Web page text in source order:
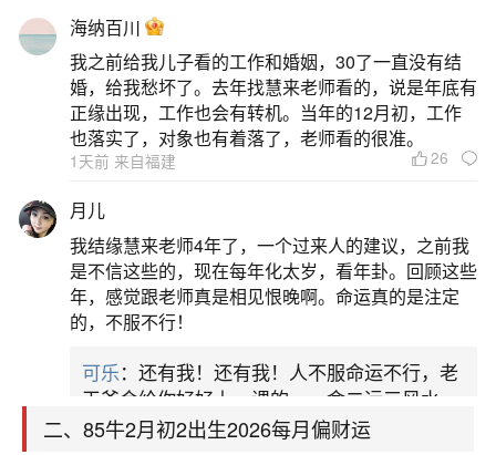
常见的问题，但是小问题不注意可能会引起大麻
烦，下面就这个问题给大家做一些解读：
一、85年农历2月的牛2026年运势如何
85年农历2月出生的属牛人2026年整体属“害太
岁”，运势先抑后扬，需以稳守为上策。这一年丑午
相害，人际易生摩擦，职场中谨防小人暗算、功劳
被抢或黑锅甩来。农历五月是破财与是非高发期，
重大决策宜暂缓；而到八月酉丑半合，贵人运回
升，前期积累的努力开始被看见，尤其文职、设计
类从业者创意有望落地发表。财运进多出快，“小耗
二、85牛2月初2出生2026每月偏财运
海纳百川
我之前给我儿子看的工作和婚姻，30了一直没有结
婚，给我愁坏了。去年找慧来老师看的，说是年底有
正缘出现，工作也会有转机。当年的12月初，工作
也落实了，对象也有着落了，老师看的很准。
1天前 来自福建 26
月儿
我结缘慧来老师4年了，一个过来人的建议，之前我
是不信这些的，现在每年化太岁，看年卦。回顾这些
年，感觉跟老师真是相见恨晚啊。命运真的是注定
的，不服不行！
可乐：还有我！还有我！人不服命运不行，老
天爷会给你好好上一课的。一命二运三风水，
哪样不服都不行！